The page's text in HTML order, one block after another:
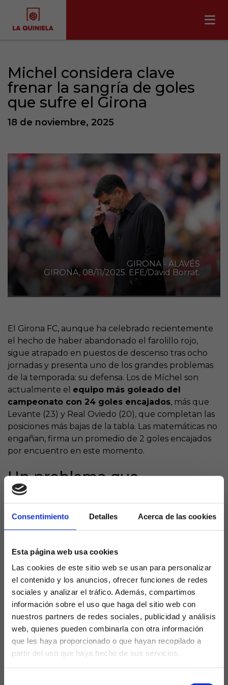
Consentimiento Detalles Acerca de las cookies
Esta página web usa cookies
Las cookies de este sitio web se usan para personalizar
el contenido y los anuncios, ofrecer funciones de redes
sociales y analizar el tráfico. Además, compartimos
información sobre el uso que haga del sitio web con
nuestros partners de redes sociales, publicidad y análisis
web, quienes pueden combinarla con otra información
que les haya proporcionado o que hayan recopilado a
partir del uso que haya hecho de sus servicios.
Michel considera clave
frenar la sangría de goles
que sufre el Girona
18 de noviembre, 2025
GIRONA - ALAVÉS
GIRONA, 08/11/2025. EFE/David Borrat.
El Girona FC, aunque ha celebrado recientemente
el hecho de haber abandonado el farolillo rojo,
sigue atrapado en puestos de descenso tras ocho
jornadas y presenta uno de los grandes problemas
de la temporada: su defensa. Los de Míchel son
actualmente el equipo más goleado del
campeonato con 24 goles encajados, más que
Levante (23) y Real Oviedo (20), que completan las
posiciones más bajas de la tabla. Las matemáticas no
engañan, firma un promedio de 2 goles encajados
por encuentro en este momento.
Un problema que
condiciona la permanencia
Pese a que el Girona ha logrado rehacerse en
algunos aspectos y sumar puntos importantes que
continúa siendo un lastre que lastra cualquier
intento de escape. La vulnerabilidad defensiva
reduce las opciones de consolidar resultados y
sumar puntos vitales para salir del descenso.
Clave para relanzar el
proyecto
Reducir esta baja defensa es fundamental para que
el Girona pueda remontar su situación y encarar
con garantías la segunda parte de la temporada.